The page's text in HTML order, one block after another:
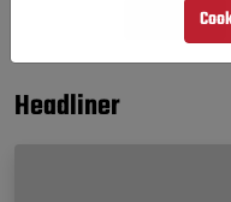
Website
Headliner